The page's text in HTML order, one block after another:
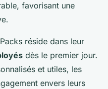
favorisant une
réside dans leur
dès le premier jour.
et utiles, les
envers leurs